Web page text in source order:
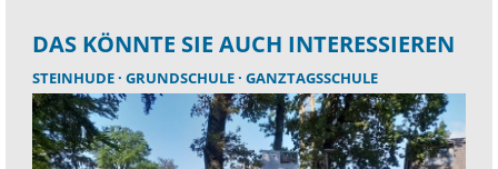
DAS KÖNNTE SIE AUCH INTERESSIEREN
STEINHUDE GRUNDSCHULE GANZTAGSSCHULE